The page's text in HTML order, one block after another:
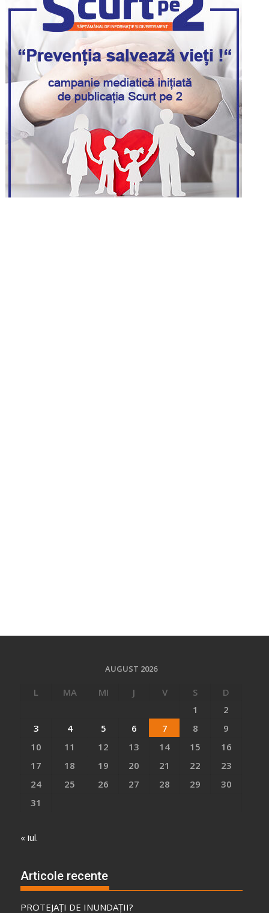
AUGUST 2026
L MA MI J V S
D
1
2
3
4 5 6 7 8
9
10
11 12 13 14 15
16
17
18 19 20 21 22
23
24
25 26 27 28 29
30
31
« iul.
Articole recente
PROTEJAȚI DE INUNDAȚII?